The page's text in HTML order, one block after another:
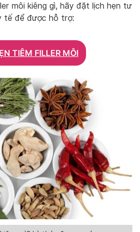
môi kiêng gì, hãy đặt lịch hẹn tư
tế để được hỗ trợ:
TIÊM FILLER MÔI